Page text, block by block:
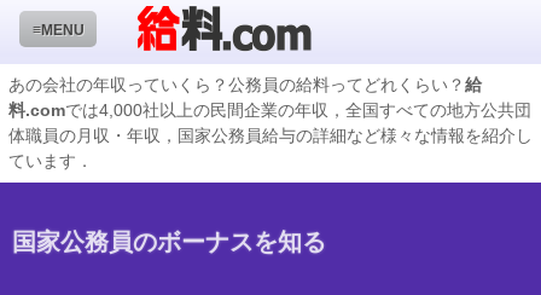
≡MENU
企業検索
年収ランキング
国家公務員編
あの会社の年収っていくら？公務員の給料ってどれくらい？給
料.comでは4,000社以上の民間企業の年収，全国すべての地方公共団
体職員の月収・年収，国家公務員給与の詳細など様々な情報を紹介し
ています．
国家公務員のボーナスを知る